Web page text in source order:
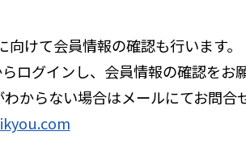
けて会員情報の確認も行います。
ログインし、会員情報の確認をお
からない場合はメールにてお問合